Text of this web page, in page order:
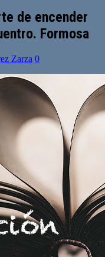
de encender
Formosa
Zarza 0